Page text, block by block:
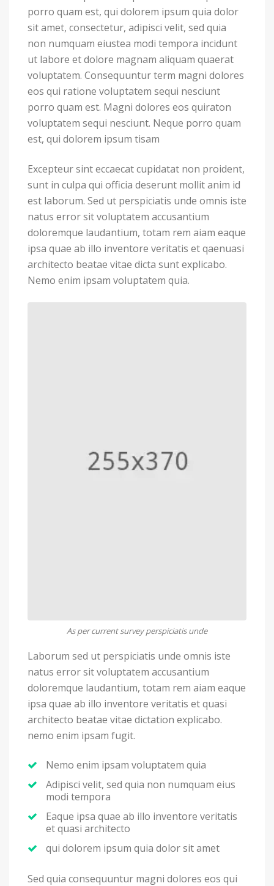
porro quam est, qui dolorem ipsum quia dolor
sit amet, consectetur, adipisci velit, sed quia
non numquam eiustea modi tempora incidunt
ut labore et dolore magnam aliquam quaerat
voluptatem. Consequuntur term magni dolores
eos qui ratione voluptatem sequi nesciunt
porro quam est. Magni dolores eos quiraton
voluptatem sequi nesciunt. Neque porro quam
est, qui dolorem ipsum tisam
Excepteur sint eccaecat cupidatat non proident,
sunt in culpa qui officia deserunt mollit anim id
est laborum. Sed ut perspiciatis unde omnis iste
natus error sit voluptatem accusantium
doloremque laudantium, totam rem aiam eaque
ipsa quae ab illo inventore veritatis et qaenuasi
architecto beatae vitae dicta sunt explicabo.
Nemo enim ipsam voluptatem quia.
As per current survey perspiciatis unde
Laborum sed ut perspiciatis unde omnis iste
natus error sit voluptatem accusantium
doloremque laudantium, totam rem aiam eaque
ipsa quae ab illo inventore veritatis et quasi
architecto beatae vitae dictation explicabo.
nemo enim ipsam fugit.
Nemo enim ipsam voluptatem quia
Adipisci velit, sed quia non numquam eius
modi tempora
Eaque ipsa quae ab illo inventore veritatis
et quasi architecto
qui dolorem ipsum quia dolor sit amet
Sed quia consequuntur magni dolores eos qui